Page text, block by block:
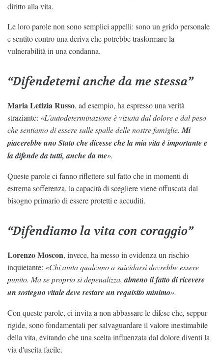
diritto alla vita.
Le loro parole non sono semplici appelli: sono un grido personale
e sentito contro una deriva che potrebbe trasformare la
vulnerabilità in una condanna.
“Difendetemi anche da me stessa”
Maria Letizia Russo, ad esempio, ha espresso una verità
straziante: «L'autodeterminazione è viziata dal dolore e dal peso
che sentiamo di essere sulle spalle delle nostre famiglie. Mi
piacerebbe uno Stato che dicesse che la mia vita è importante e
la difende da tutti, anche da me».
Queste parole ci fanno riflettere sul fatto che in momenti di
estrema sofferenza, la capacità di scegliere viene offuscata dal
bisogno primario di essere protetti e accuditi.
“Difendiamo la vita con coraggio”
Lorenzo Moscon, invece, ha messo in evidenza un rischio
inquietante: «Chi aiuta qualcuno a suicidarsi dovrebbe essere
punito. Ma se proprio si depenalizza,almeno il fatto di ricevere
un sostegno vitale deve restare un requisito minimo».
Con queste parole, ci invita a non abbassare le difese che, seppur
rigide, sono fondamentali per salvaguardare il valore inestimabile
della vita, evitando che una scelta influenzata dal dolore diventi la
via d'uscita facile.